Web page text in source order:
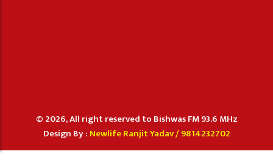
© 2026, All right reserved to Bishwas FM 93.6 MHz
Design By : Newlife Ranjit Yadav /9814232702